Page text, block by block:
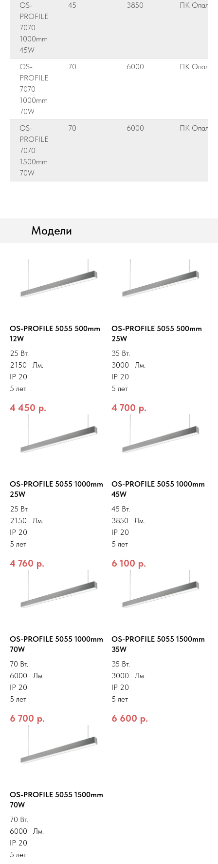
OS-
PROFILE
7070
1000mm
45W
45 3850 ПК
OS-
PROFILE
7070
1000mm
70W
70 6000 ПК
OS-
PROFILE
7070
1500mm
70W
70 6000 ПК
Модели
OS-PROFILE 5055 500mm
12W
25 Вт.
2150 Лм.
IP 20
5 лет
4 450 р.
OS-PROFILE 5055 500mm
25W
35 Вт.
3000 Лм.
IP 20
5 лет
4 700 р.
OS-PROFILE 5055 1000mm
25W
25 Вт.
2150 Лм.
IP 20
5 лет
4 760 р.
OS-PROFILE 5055 1000mm
45W
45 Вт.
3850 Лм.
IP 20
5 лет
6 100 р.
OS-PROFILE 5055 1000mm
70W
70 Вт.
6000 Лм.
IP 20
5 лет
6 700 р.
OS-PROFILE 5055 1500mm
35W
35 Вт.
3000 Лм.
IP 20
5 лет
6 600 р.
OS-PROFILE 5055 1500mm
70W
70 Вт.
6000 Лм.
IP 20
5 лет